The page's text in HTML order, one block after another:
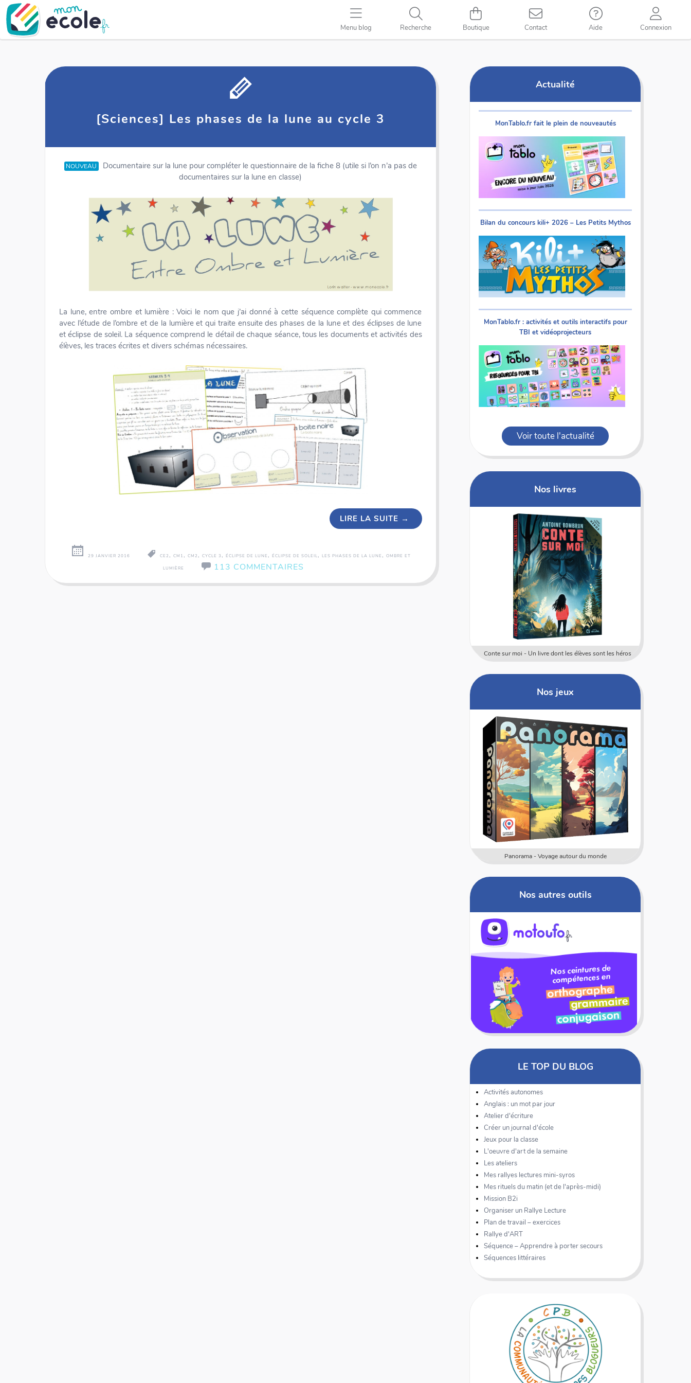
Menu blog Recherche Boutique Contact Aide Connexion
[Sciences] Les phases de la lune au cycle 3
NOUVEAU
Documentaire sur la lune pour compléter le questionnaire de la fiche 8 (utile si l’on n’a pas de
documentaires sur la lune en classe)
La lune, entre ombre et lumière : Voici le nom que j’ai donné à cette séquence complète qui commence
avec l’étude de l’ombre et de la lumière et qui traite ensuite des phases de la lune et des éclipses de lune
et éclipse de soleil. La séquence comprend le détail de chaque séance, tous les documents et activités des
élèves, les traces écrites et divers schémas nécessaires.
LIRE LA SUITE →
29 JANVIER 2016 CE2 ,CM1 ,CM2 ,CYCLE 3 ,ÉCLIPSE DE LUNE ,ÉCLIPSE DE SOLEIL,LES PHASES DE LA LUNE ,OMBRE ET
LUMIÈRE 113 COMMENTAIRES
Actualité
MonTablo.fr fait le plein de nouveautés
Bilan du concours kili+ 2026 – Les Petits Mythos
MonTablo.fr : activités et outils interactifs pour
TBI et vidéoprojecteurs
Voir toute l'actualité
Nos livres
Conte sur moi - Un livre dont les élèves sont les héros
Nos jeux
Panorama - Voyage autour du monde
Nos autres outils
LE TOP DU BLOG
Activités autonomes
Anglais : un mot par jour
Atelier d'écriture
Créer un journal d'école
Jeux pour la classe
L'oeuvre d'art de la semaine
Les ateliers
Mes rallyes lectures mini-syros
Mes rituels du matin (et de l'après-midi)
Mission B2i
Organiser un Rallye Lecture
Plan de travail – exercices
Rallye d'ART
Séquence – Apprendre à porter secours
Séquences littéraires